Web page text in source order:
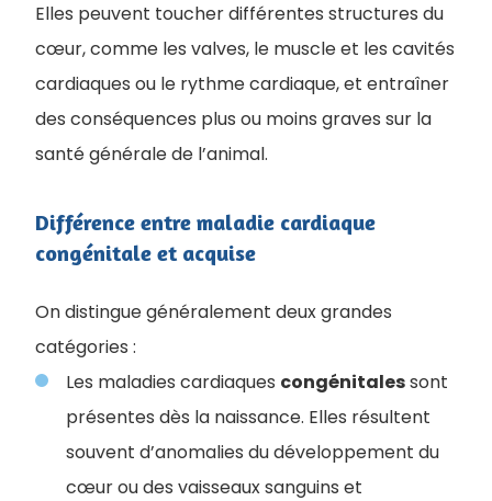
Elles peuvent toucher différentes structures du
cœur, comme les valves, le muscle et les cavités
cardiaques ou le rythme cardiaque, et entraîner
des conséquences plus ou moins graves sur la
santé générale de l’animal.
Différence entre maladie cardiaque
congénitale et acquise
​​On distingue généralement deux grandes
catégories :
Les maladies cardiaques congénitalessont
présentes dès la naissance. Elles résultent
souvent d’anomalies du développement du
cœur ou des vaisseaux sanguins et